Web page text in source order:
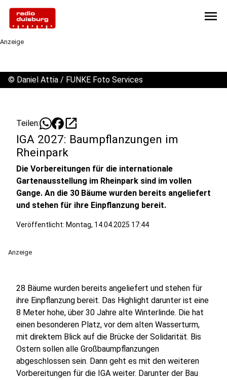
menu
Anzeige
© Daniel Attia / FUNKE Foto Services
Teilen: open_in_new
IGA 2027: Baumpflanzungen im
Rheinpark
Die Vorbereitungen für die internationale
Gartenausstellung im Rheinpark sind im vollen
Gange. An die 30 Bäume wurden bereits angeliefert
und stehen für ihre Einpflanzung bereit.
Veröffentlicht: Montag, 14.04.2025 17:44
Anzeige
28 Bäume wurden bereits angeliefert und stehen für
ihre Einpflanzung bereit. Das Highlight darunter ist eine
8 Meter hohe, über 30 Jahre alte Winterlinde. Die hat
einen besonderen Platz, vor dem alten Wasserturm,
mit direktem Blick auf die Brücke der Solidarität. Bis
Ostern sollen alle Großbaumpflanzungen
abgeschlossen sein. Dann geht es mit den weiteren
Vorbereitungen für die IGA weiter. Darunter der Bau